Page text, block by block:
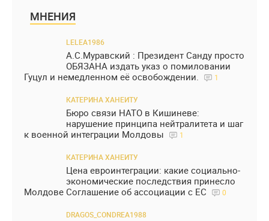
МНЕНИЯ
LELEA1986
А.С.Муравский : Президент Санду просто
ОБЯЗАНА издать указ о помиловании
Гуцул и немедленном её освобождении.
1
КАТЕРИНА ХАНЕИТУ
Бюро связи НАТО в Кишиневе:
нарушение принципа нейтралитета и шаг
к военной интеграции Молдовы
1
КАТЕРИНА ХАНЕИТУ
Цена евроинтеграции: какие социально-
экономические последствия принесло
Молдове Соглашение об ассоциации с ЕС
0
DRAGOS_CONDREA1988